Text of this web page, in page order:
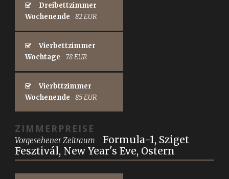
Dreibettzimmer
Wochenende
82 EUR
Vierbettzimmer
Wochtage
78 EUR
Vierbttzimmer
Wochenende
85 EUR
ZIMMERPREISE
Vorgesehener Zeitraum
Formula-1, Sziget
Fesztivál, New Year's Eve, Ostern